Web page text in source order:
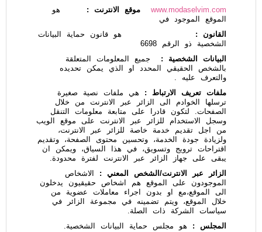
www.modaselvim.com
موقع الانترنت :
هو
الموقع الموجود في
القانون :
هو قانون حماية البيانات
الشخصية ذو الرقم 6698
البيانات الشخصية : جميع المعلومات المتعلقة
بالشخص الحقيقي المحدد او الذي يمكن تحديده
والتعرف عليه .
ملفات تعريف الارتباط : هي ملفات نصية صغيرة
ترسلها الخوادم الى الزائر عبر الانترنت من خلال
الصفحات. لتكون قادرا على متابعة معلومات التنقل
وسجل الاستخدام للزائر عبر الانترنت على موقع الويب
من اجل تقديم خدمة خاصة للزائر عبر الانترنت،
ولزيادة جودة الخدمة، وتحسين محتوى الصفحة، وتقديم
اقتراحات ترويج وتسويق، في هذا السياق، ويمكن ان
يبقى على جهاز الزائر عبر الانترنت لفترة محدودة.
الزائر عبر الانترنت/الشخص المعني :
الاشخاص
الموجودون على الموقع هم اشخاص حقيقيون يدخلون
الى الموقع،مع او بدون اجراء معاملات عضوية من
خلال الموقع، ويتم تضمينه في مجموعة الزائر في
سياسات الشركة ذات الصلة.
المجلس : هو مجلس حماية البيانات الشخصية.